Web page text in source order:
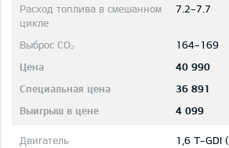
7.2-7.7
164-169
40 990
36 891
4 099
1,6 T-GDI